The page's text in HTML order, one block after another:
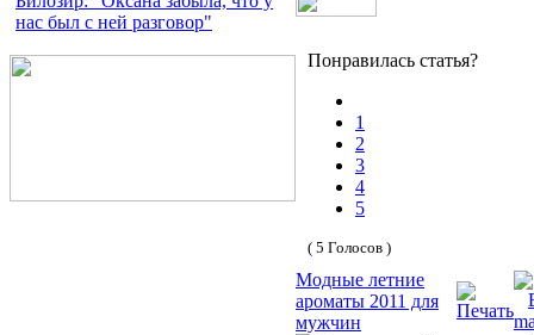
нас был с ней разговор"
Понравилась статья?
1
2
3
4
5
( 5 Голосов )
Модные летние
ароматы 2011 для
мужчин